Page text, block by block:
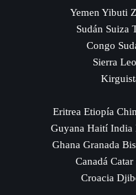
Yemen Yibuti
Sudán Suiza
Congo
Sierra
Eritrea Etiopía
Guyana Haití India
Ghana Granada
Canadá
Croacia